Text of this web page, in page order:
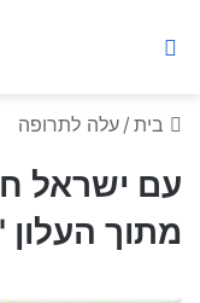
בית / עלה לתרופה
עם ישראל
מתוך